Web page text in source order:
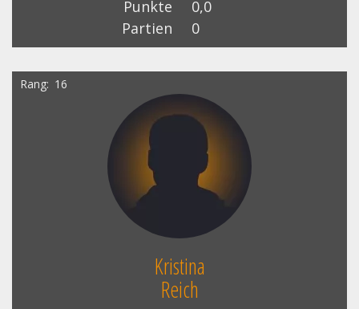
Punkte
0,0
Partien
0
Rang 16
Kristina
Reich